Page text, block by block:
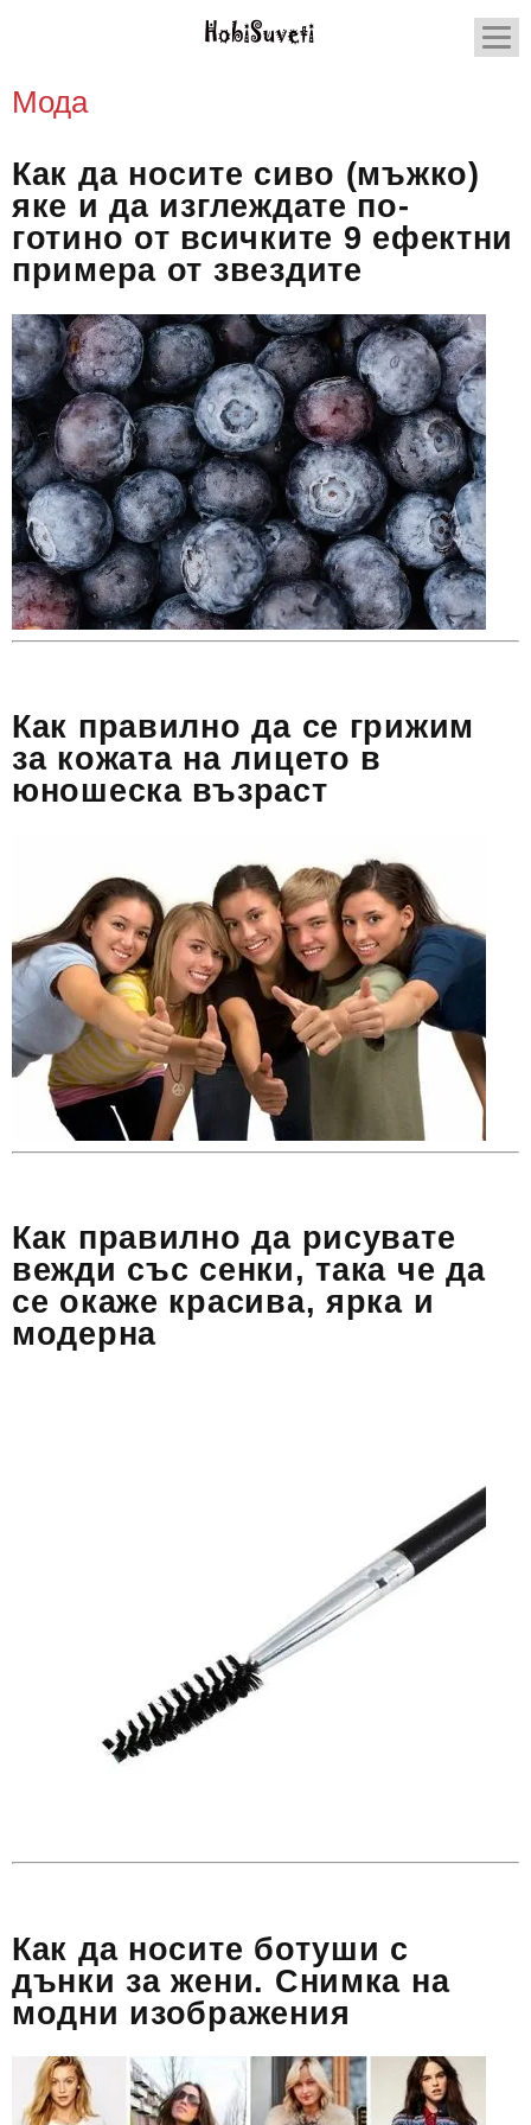
Мода
Как да носите сиво (мъжко)
яке и да изглеждате по-
готино от всичките 9 ефектни
примера от звездите
Как правилно да се грижим
за кожата на лицето в
юношеска възраст
Как правилно да рисувате
вежди със сенки, така че да
се окаже красива, ярка и
модерна
Как да носите ботуши с
дънки за жени. Снимка на
модни изображения